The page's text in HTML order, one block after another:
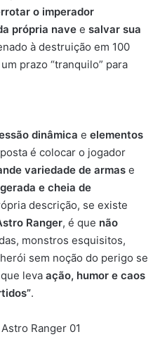
o imperador
própria nave e salvar sua
à destruição em 100
prazo “tranquilo” para
dinâmica e elementos
é colocar o jogador
variedade de armas e
e cheia de
descrição, se existe
Ranger, é que não
monstros esquisitos,
sem noção do perigo se
leva ação, humor e caos
.